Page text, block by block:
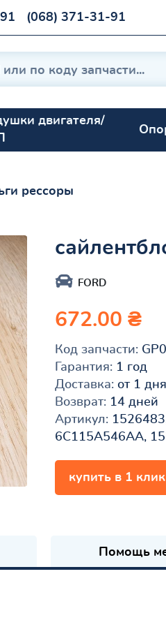
(068) 371-31-91
двигателя/
рессоры
FORD
672.00 ₴
Код запчасти:
Гарантия: 1 год
Доставка: от 1
Возврат: 14 дней
Артикул:
6C115A546AA,
купить в 1 клик
Помощь